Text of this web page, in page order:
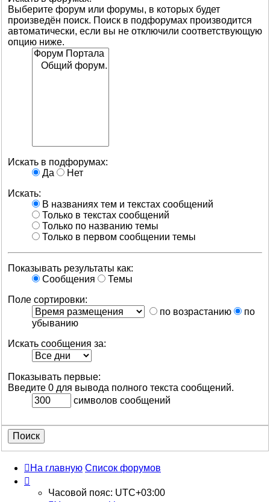
Выберите форум или форумы, в которых будет
произведён поиск. Поиск в подфорумах производится
автоматически, если вы не отключили соответствующую
опцию ниже.
Искать в подфорумах:
Да
Нет
Искать:
В названиях тем и текстах сообщений
Только в текстах сообщений
Только по названию темы
Только в первом сообщении темы
Показывать результаты как:
Сообщения
Темы
Поле сортировки:
по возрастанию
по
убыванию
Искать сообщения за:
Показывать первые:
Введите 0 для вывода полного текста сообщений.
символов сообщений
На главную Список форумов
Часовой пояс: UTC+03:00